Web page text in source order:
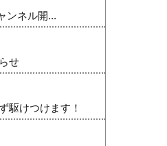
ンネル開...
せ
駆けつけます！